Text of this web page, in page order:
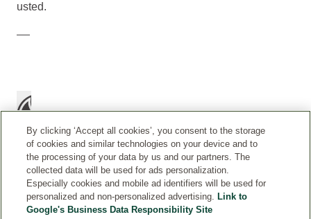
usted.
Aplicar
By clicking ‘Accept all cookies’, you consent to the storage
of cookies and similar technologies on your device and to
the processing of your data by us and our partners. The
collected data will be used for ads personalization.
Especially cookies and mobile ad identifiers will be used for
personalized and non-personalized advertising. Link to
Google's Business Data Responsibility Site